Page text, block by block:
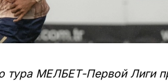
тура МЕЛБЕТ-Первой Лиги